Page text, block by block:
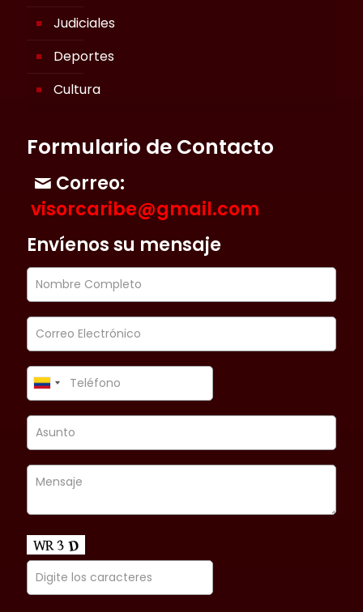
Judiciales
Deportes
Cultura
Formulario de Contacto
Correo:
visorcaribe@gmail.com
Envíenos su mensaje